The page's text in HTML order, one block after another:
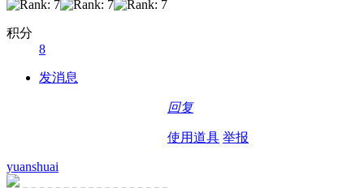
积分
8
发消息
回复
使用道具 举报
yuanshuai